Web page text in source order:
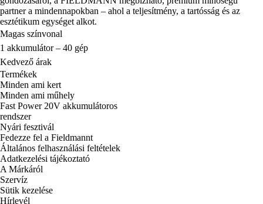
partner a mindennapokban – ahol a teljesítmény, a tartósság és az
esztétikum egységet alkot.
Magas színvonal
1 akkumulátor – 40 gép
Kedvező árak
Termékek
Minden ami kert
Minden ami műhely
Fast Power 20V akkumulátoros
rendszer
Nyári fesztivál
Fedezze fel a Fieldmannt
Általános felhasználási feltételek
Adatkezelési tájékoztató
A Márkáról
Szervíz
Sütik kezelése
Hírlevél